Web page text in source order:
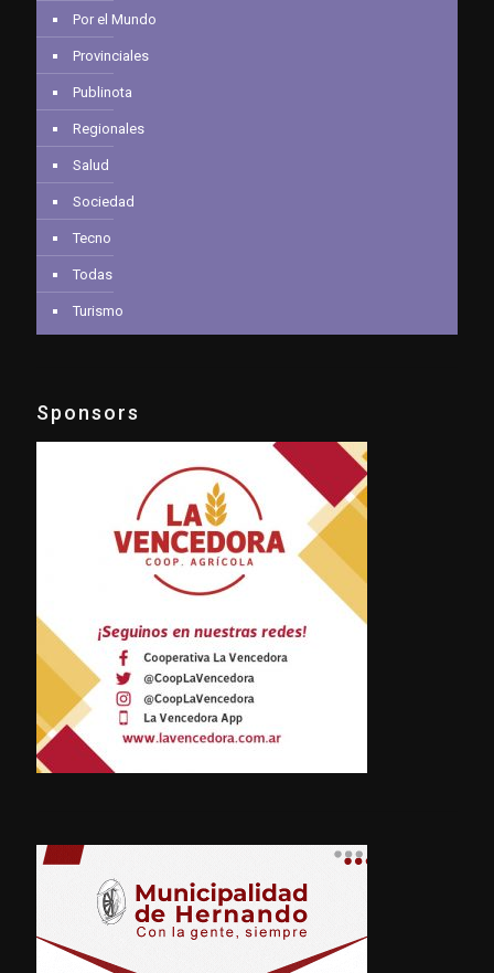
Por el Mundo
Provinciales
Publinota
Regionales
Salud
Sociedad
Tecno
Todas
Turismo
Sponsors